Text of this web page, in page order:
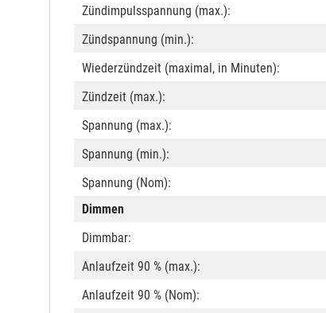
Zündimpulsspannung (max.):
Zündspannung (min.):
Wiederzündzeit (maximal, in Minuten):
Zündzeit (max.):
Spannung (max.):
Spannung (min.):
Spannung (Nom):
Dimmen
Dimmbar:
Anlaufzeit 90 % (max.):
Anlaufzeit 90 % (Nom):